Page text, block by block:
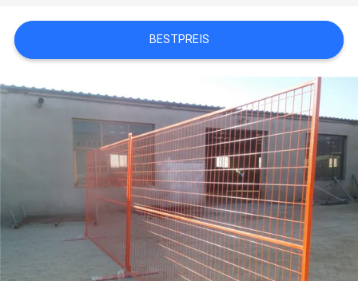
SIE
EIN
ZITAT
SITEMAP
POLICY
BESTPREIS